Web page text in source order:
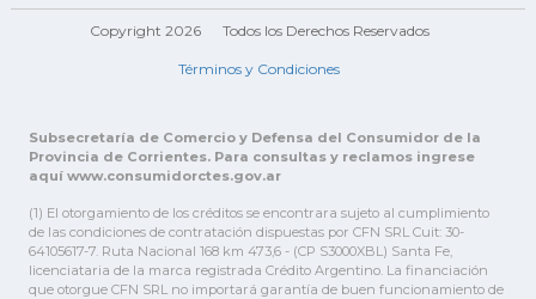
Copyright 2026 Todos los Derechos Reservados
Términos y Condiciones
Subsecretaría de Comercio y Defensa del Consumidor de la
Provincia de Corrientes. Para consultas y reclamos ingrese
aquí www.consumidorctes.gov.ar
(1) El otorgamiento de los créditos se encontrara sujeto al cumplimiento
de las condiciones de contratación dispuestas por CFN SRL Cuit: 30-
64105617-7. Ruta Nacional 168 km 473,6 - (CP S3000XBL) Santa Fe,
licenciataria de la marca registrada Crédito Argentino. La financiación
que otorgue CFN SRL no importará garantía de buen funcionamiento de